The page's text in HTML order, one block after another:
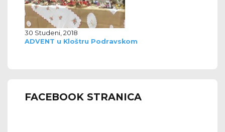
30 Studeni, 2018
ADVENT u Kloštru Podravskom
FACEBOOK STRANICA